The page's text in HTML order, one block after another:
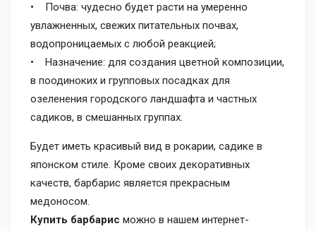
• Почва: чудесно будет расти на умеренно
увлажненных, свежих питательных почвах,
водопроницаемых с любой реакцией;
• Назначение: для создания цветной композиции,
в поодиноких и групповых посадках для
озеленения городского ландшафта и частных
садиков, в смешанных группах.
Будет иметь красивый вид в рокарии, садике в
японском стиле. Кроме своих декоративных
качеств, барбарис является прекрасным
медоносом.
Купить барбарис можно в нашем интернет-